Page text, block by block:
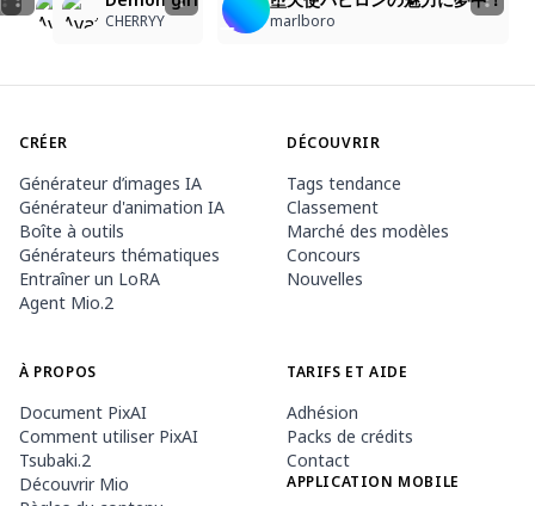
Monica Lunar Targaryen
Monica Lunar Targaryen
CHERRYY marlboro
CRÉER
Générateur d’images IA
Générateur d'animation IA
Boîte à outils
Générateurs thématiques
Entraîner un LoRA
Agent Mio.2
DÉCOUVRIR
Tags tendance
Classement
Marché des modèles
Concours
Nouvelles
À PROPOS
Document PixAI
Comment utiliser PixAI
Tsubaki.2
Découvrir Mio
TARIFS ET AIDE
Adhésion
Packs de crédits
Contact
APPLICATION MOBILE